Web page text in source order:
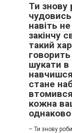
Ти знову
навіть
закінчу
такий
шукати в
стане
кожна
однаково
– Ти знову